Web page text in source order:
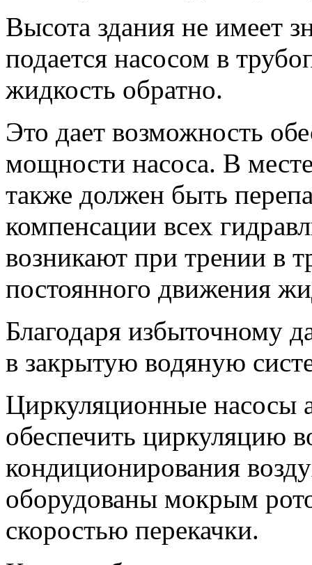
Высота здания не имеет
подается насосом в
жидкость обратно.
Это дает возможность
мощности насоса. В
также должен быть
компенсации всех
возникают при трении в
постоянного движения
Благодаря избыточному
в закрытую водяную
Циркуляционные насосы
обеспечить циркуляцию
кондиционирования
оборудованы мокрым
скоростью перекачки.